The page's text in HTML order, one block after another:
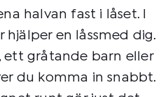
halvan fast i låset. I
en låssmed dig.
ett gråtande barn eller
du komma in snabbt.